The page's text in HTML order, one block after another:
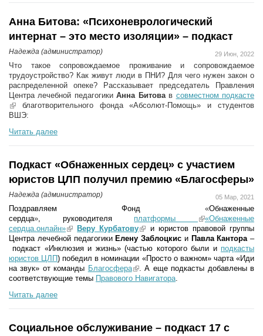
Анна Битова: «Психоневрологический
интернат – это место изоляции» – подкаст
29 Июн, 2022
Надежда (администратор)
Что такое сопровождаемое проживание и сопровождаемое
трудоустройство? Как живут люди в ПНИ? Для чего нужен закон о
распределенной опеке? Рассказывает председатель Правления
Центра лечебной педагогикиАнна Битовав совместном подкасте
(link is external)
благотворительного фонда «Абсолют-Помощь» и студентов
ВШЭ:
Читать далее
Подкаст «Обнаженных сердец» с участием
юристов ЦЛП получил премию «Благосферы»
05 Мар, 2021
Надежда (администратор)
Поздравляем Фонд «Обнаженные
сердца», руководителя платформы (link is external)
«Обнаженные
сердца.онлайн»(link is external)
Веру Курбатову(link is external)
и юристов правовой группы
Центра лечебной педагогики Елену Заблоцкис и Павла Кантора–
подкаст «Инклюзия и жизнь» (частью которого были и подкасты
юристов ЦЛП)победил в номинации «Просто о важном» чарта «Иди
на звук» от команды Благосфера(link is external)
.А еще подкасты добавлены в
соответствующие темы Правового Навигатора.
Читать далее
Социальное обслуживание – подкаст 17 с